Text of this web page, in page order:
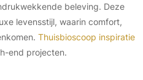
beleving. Deze
levensstijl, waarin comfort,
Thuisbioscoop inspiratie
end projecten.